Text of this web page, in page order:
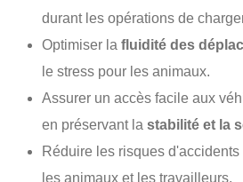
durant les opérations de
Optimiser la fluidité des
le stress pour les animaux.
Assurer un accès facile aux
en préservant la stabilité et la
Réduire les risques
les animaux et les travailleurs.